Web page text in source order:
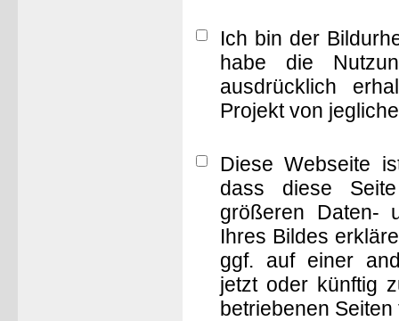
Ich bin der
habe die
ausdrücklich
Projekt von
Diese Webseite
dass diese
größeren Daten-
Ihres Bildes
ggf. auf einer
jetzt oder künftig
betriebenen